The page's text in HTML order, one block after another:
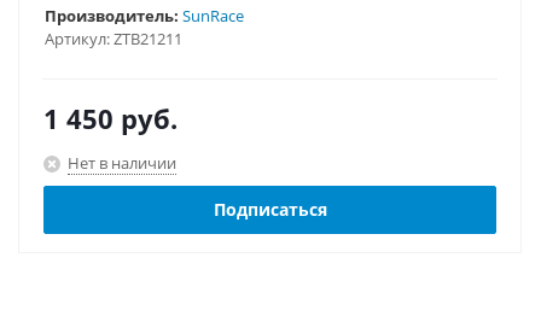
Артикул:ZTB21211
Производитель: SunRace
1 450 руб.
Нет в наличии
Подписаться